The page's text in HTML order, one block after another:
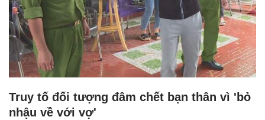
Truy tố đối tượng đâm chết bạn thân vì 'bỏ
nhậu về với vợ'